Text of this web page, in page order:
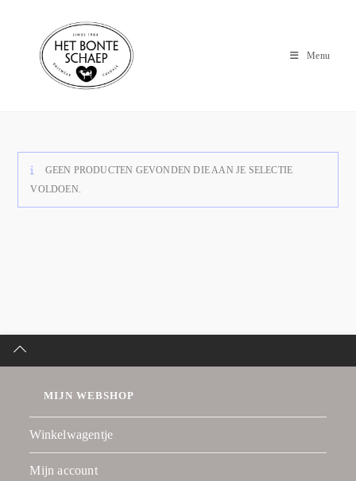
Menu
GEEN PRODUCTEN GEVONDEN DIE AAN JE SELECTIE
VOLDOEN.
MIJN WEBSHOP
Winkelwagentje
Mijn account